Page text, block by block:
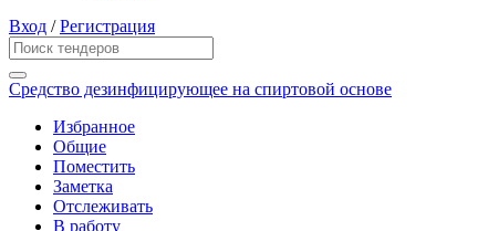
Вход /Регистрация
Средство дезинфицирующее на спиртовой основе
Избранное
Общие
Поместить
Заметка
Отслеживать
В работу